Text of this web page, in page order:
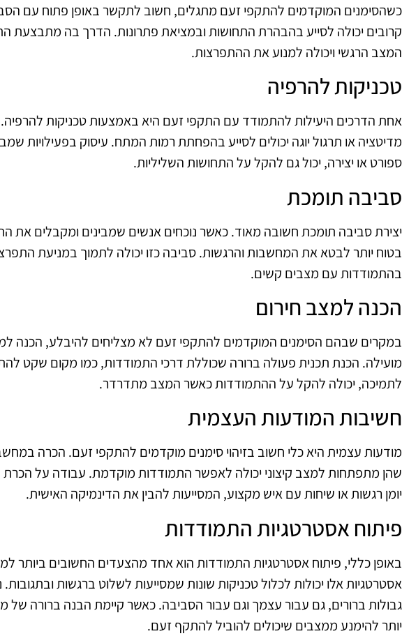
כשהסימנים המוקדמים להתקפי זעם מתגלים, חשוב לתקשר באופן פתוח עם
קרובים יכולה לסייע בהבהרת התחושות ובמציאת פתרונות. הדרך בה מתבצעת
המצב הרגשי ויכולה למנוע את ההתפרצות.
טכניקות להרפיה
אחת הדרכים היעילות להתמודד עם התקפי זעם היא באמצעות טכניקות להרפיה.
מדיטציה או תרגול יוגה יכולים לסייע בהפחתת רמות המתח. עיסוק בפעילויות
ספורט או יצירה, יכול גם להקל על התחושות השליליות.
סביבה תומכת
יצירת סביבה תומכת חשובה מאוד. כאשר נוכחים אנשים שמבינים ומקבלים את
בטוח יותר לבטא את המחשבות והרגשות. סביבה כזו יכולה לתמוך במניעת
בהתמודדות עם מצבים קשים.
הכנה למצב חירום
במקרים שבהם הסימנים המוקדמים להתקפי זעם לא מצליחים להיבלע, הכנה
מועילה. הכנת תכנית פעולה ברורה שכוללת דרכי התמודדות, כמו מקום שקט
לתמיכה, יכולה להקל על ההתמודדות כאשר המצב מתדרדר.
חשיבות המודעות העצמית
מודעות עצמית היא כלי חשוב בזיהוי סימנים מוקדמים להתקפי זעם. הכרה
שהן מתפתחות למצב קיצוני יכולה לאפשר התמודדות מוקדמת. עבודה על הכרת
יומן רגשות או שיחות עם איש מקצוע, המסייעות להבין את הדינמיקה האישית.
פיתוח אסטרטגיות התמודדות
באופן כללי, פיתוח אסטרטגיות התמודדות הוא אחד מהצעדים החשובים ביותר
אסטרטגיות אלו יכולות לכלול טכניקות שונות שמסייעות לשלוט ברגשות
גבולות ברורים, גם עבור עצמך וגם עבור הסביבה. כאשר קיימת הבנה ברורה
יותר להימנע ממצבים שיכולים להוביל להתקף זעם.